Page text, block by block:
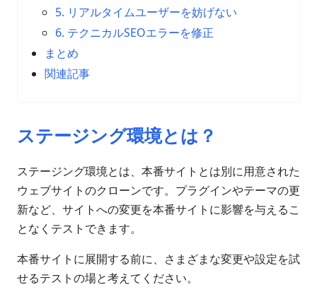
5. リアルタイムユーザーを妨げない
6. テクニカルSEOエラーを修正
まとめ
関連記事
ステージング環境とは？
ステージング環境とは、本番サイトとは別に用意された
ウェブサイトのクローンです。プラグインやテーマの更
新など、サイトへの変更を本番サイトに影響を与えるこ
となくテストできます。
本番サイトに展開する前に、さまざまな変更や設定を試
せるテストの場と考えてください。